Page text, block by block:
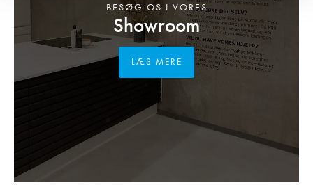
Showroom
BESØG OS I VORES
LÆS MERE